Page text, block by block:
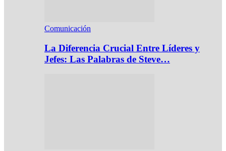
Comunicación
La Diferencia Crucial Entre Líderes y
Jefes: Las Palabras de Steve…